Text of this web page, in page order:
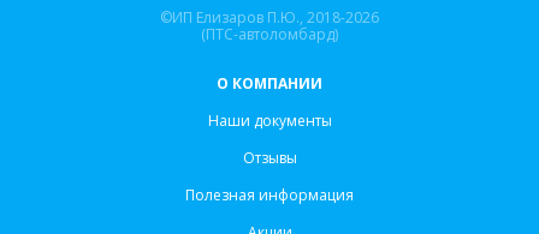
©ИП Елизаров П.Ю., 2018-2026
(ПТС-автоломбард)
О КОМПАНИИ
Наши документы
Отзывы
Полезная информация